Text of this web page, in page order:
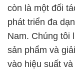
còn là một đối
phát triển đa
Nam. Chúng tôi
sản phẩm và
vào hiệu suất